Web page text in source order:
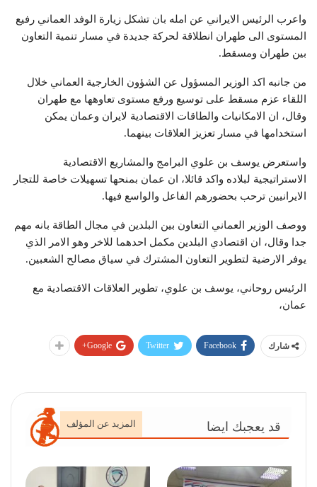
واعرب الرئيس الايراني عن امله بان تشكل زيارة الوفد العماني رفيع
المستوى الى طهران انطلاقة لحركة جديدة في مسار تنمية التعاون
بين طهران ومسقط.
من جانبه اكد الوزير المسؤول عن الشؤون الخارجية العماني خلال
اللقاء عزم مسقط على توسيع ورفع مستوى تعاوهها مع طهران
وقال، ان الامكانيات والطاقات الاقتصادية لايران وعمان يمكن
استخدامها في مسار تعزيز العلاقات بينهما.
واستعرض يوسف بن علوي البرامج والمشاريع الاقتصادية
الاستراتيجية لبلاده واكد قائلا، ان عمان بمنحها تسهيلات خاصة للتجار
الايرانيين ترحب بحضورهم الفاعل والواسع فيها.
ووصف الوزير العماني التعاون بين البلدين في مجال الطاقة بانه مهم
جدا وقال، ان اقتصادي البلدين مكمل احدهما للاخر وهو الامر الذي
يوفر الارضية لتطوير التعاون المشترك في سياق مصالح الشعبين.
الرئيس روحاني، يوسف بن علوي، تطوير العلاقات الاقتصادية مع
عمان،
شارك Facebook
Twitter
Google+
قد يعجبك ايضا المزيد عن المؤلف